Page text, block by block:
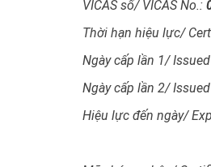
VICAS số/ VICAS No.:
Thời hạn hiệu lực/
Ngày cấp lần 1/
Ngày cấp lần 2/
Hiệu lực đến ngày/